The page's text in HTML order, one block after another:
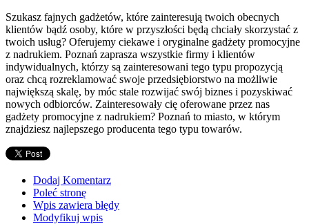
Szukasz fajnych gadżetów, które zainteresują twoich obecnych
klientów bądź osoby, które w przyszłości będą chciały skorzystać z
twoich usług? Oferujemy ciekawe i oryginalne gadżety promocyjne
z nadrukiem. Poznań zaprasza wszystkie firmy i klientów
indywidualnych, którzy są zainteresowani tego typu propozycją
oraz chcą rozreklamować swoje przedsiębiorstwo na możliwie
największą skalę, by móc stale rozwijać swój biznes i pozyskiwać
nowych odbiorców. Zainteresowały cię oferowane przez nas
gadżety promocyjne z nadrukiem? Poznań to miasto, w którym
znajdziesz najlepszego producenta tego typu towarów.
Dodaj Komentarz
Poleć stronę
Wpis zawiera błędy
Modyfikuj wpis